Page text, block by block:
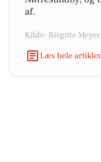
af.
Kilde: Birgitte Meyer
Læs hele